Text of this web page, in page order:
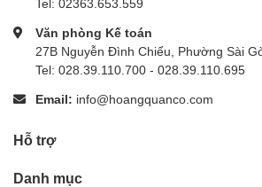
Văn phòng Kế toán
27B Nguyễn Đình Chiểu, Phường Sài
Tel: 028.39.110.700 - 028.39.110.695
Email: info@hoangquanco.com
Hỗ trợ
Danh mục